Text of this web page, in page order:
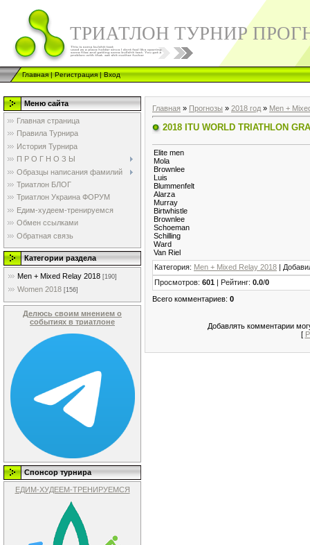
ТРИАТЛОН ТУРНИР
Главная|Регистрация|Вход
Меню сайта
Главная страница
Правила Турнира
История Турнира
П Р О Г Н О З Ы
Образцы написания фамилий
Триатлон БЛОГ
Триатлон Украина ФОРУМ
Едим-худеем-тренируемся
Обмен ссылками
Обратная связь
Категории раздела
Men + Mixed Relay 2018 [190]
Women 2018 [156]
Делюсь своим мнением о
событиях в триатлоне
Спонсор турнира
ЕДИМ-ХУДЕЕМ-ТРЕНИРУЕМСЯ
Главная » Прогнозы » 2018 год » Men +
2018 ITU WORLD TRIATHLON
Elite men
Mola
Brownlee
Luis
Blummenfelt
Alarza
Murray
Birtwhistle
Brownlee
Schoeman
Schilling
Ward
Van Riel
Категория: Men + Mixed Relay 2018 |
Просмотров: 601 | Рейтинг: 0.0/0
Всего комментариев: 0
Добавлять комментарии
[